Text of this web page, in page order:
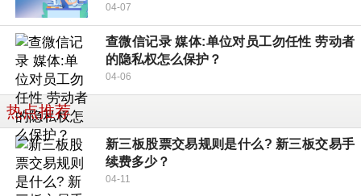
04-07
查微信记录 媒体:单位对员工勿任性 劳动者
的隐私权怎么保护？
04-06
热点推荐
新三板股票交易规则是什么? 新三板交易手
续费多少？
04-11